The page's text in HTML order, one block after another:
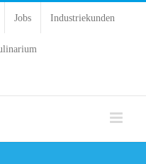
Jobs Industriekunden